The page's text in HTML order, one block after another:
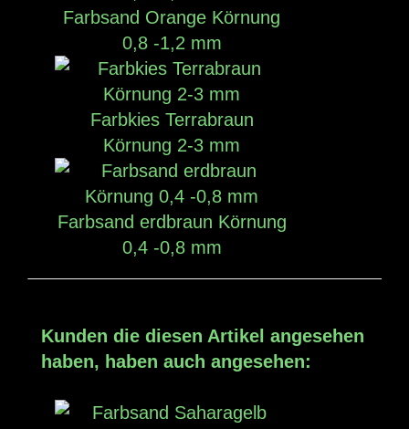
Farbsand Orange Körnung
0,8 -1,2 mm
Farbkies Terrabraun
Körnung 2-3 mm
Farbsand erdbraun Körnung
0,4 -0,8 mm
Kunden die diesen Artikel angesehen
haben, haben auch angesehen: